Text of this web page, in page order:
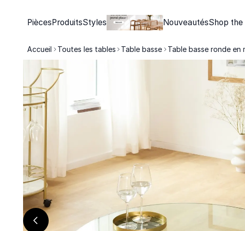
PiècesProduitsStyles NouveautésShop the
Accueil Toutes les tables Table basse Table basse ronde en